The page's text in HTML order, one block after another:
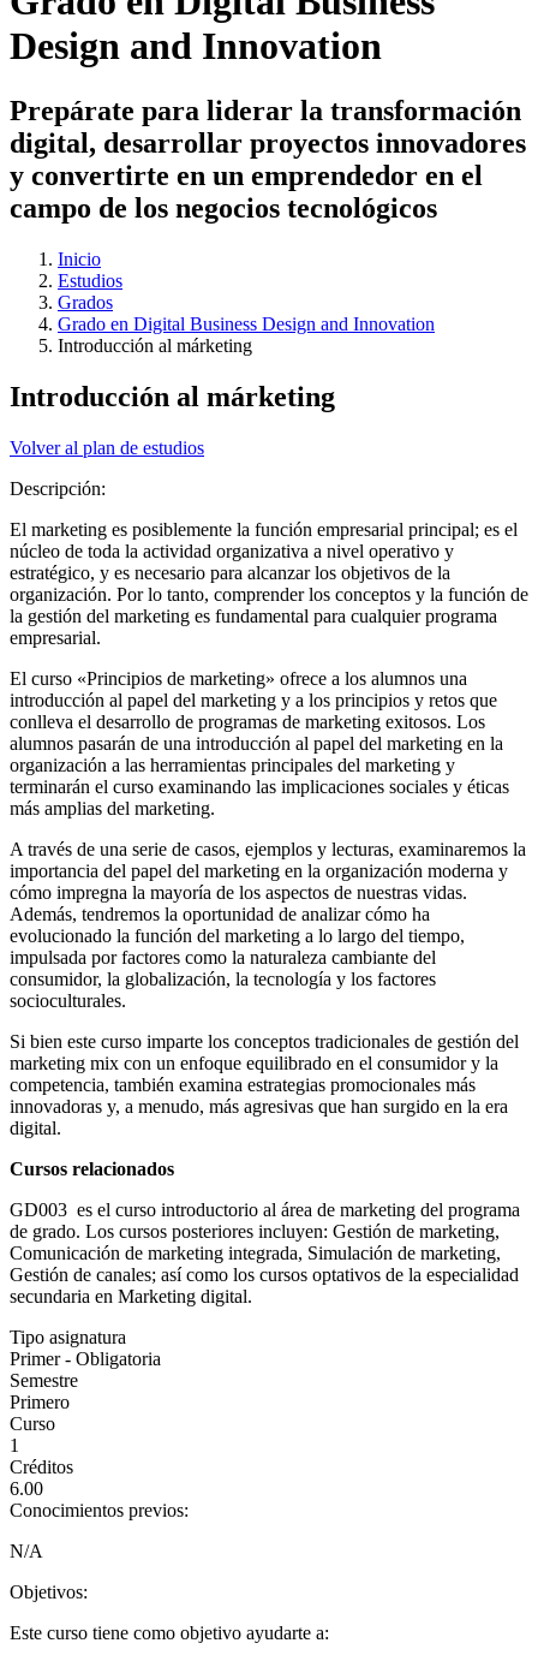
Design and Innovation
Prepárate para liderar la transformación
digital, desarrollar proyectos innovadores
y convertirte en un emprendedor en el
campo de los negocios tecnológicos
Inicio
Estudios
Grados
Grado en Digital Business Design and Innovation
Introducción al márketing
Introducción al márketing
Volver al plan de estudios
Descripción:
El marketing es posiblemente la función empresarial principal; es el
núcleo de toda la actividad organizativa a nivel operativo y
estratégico, y es necesario para alcanzar los objetivos de la
organización. Por lo tanto, comprender los conceptos y la función de
la gestión del marketing es fundamental para cualquier programa
empresarial.
El curso «Principios de marketing» ofrece a los alumnos una
introducción al papel del marketing y a los principios y retos que
conlleva el desarrollo de programas de marketing exitosos. Los
alumnos pasarán de una introducción al papel del marketing en la
organización a las herramientas principales del marketing y
terminarán el curso examinando las implicaciones sociales y éticas
más amplias del marketing.
A través de una serie de casos, ejemplos y lecturas, examinaremos la
importancia del papel del marketing en la organización moderna y
cómo impregna la mayoría de los aspectos de nuestras vidas.
Además, tendremos la oportunidad de analizar cómo ha
evolucionado la función del marketing a lo largo del tiempo,
impulsada por factores como la naturaleza cambiante del
consumidor, la globalización, la tecnología y los factores
socioculturales.
Si bien este curso imparte los conceptos tradicionales de gestión del
marketing mix con un enfoque equilibrado en el consumidor y la
competencia, también examina estrategias promocionales más
innovadoras y, a menudo, más agresivas que han surgido en la era
digital.
Cursos relacionados
GD003 es el curso introductorio al área de marketing del programa
de grado. Los cursos posteriores incluyen: Gestión de marketing,
Comunicación de marketing integrada, Simulación de marketing,
Gestión de canales; así como los cursos optativos de la especialidad
secundaria en Marketing digital.
Tipo asignatura
Primer - Obligatoria
Semestre
Primero
Curso
1
Créditos
6.00
Conocimientos previos:
N/A
Objetivos:
Este curso tiene como objetivo ayudarte a: